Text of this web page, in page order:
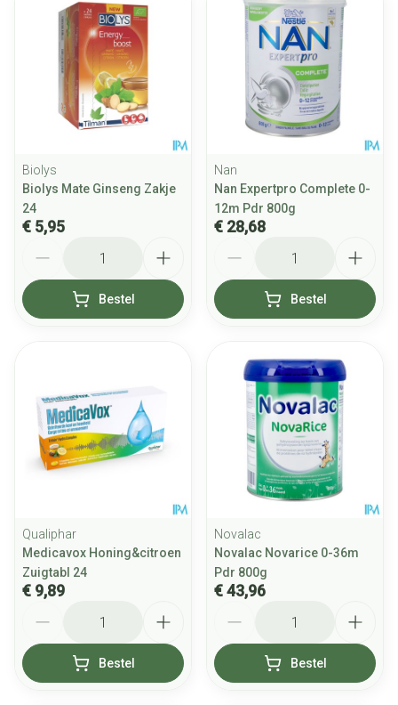
Biolys
Biolys Mate Ginseng Zakje
24
€ 5,95
Bestel
Nan
Nan Expertpro Complete 0-
12m Pdr 800g
€ 28,68
Bestel
Qualiphar
Medicavox Honing&citroen
Zuigtabl 24
€ 9,89
Bestel
Novalac
Novalac Novarice 0-36m
Pdr 800g
€ 43,96
Bestel